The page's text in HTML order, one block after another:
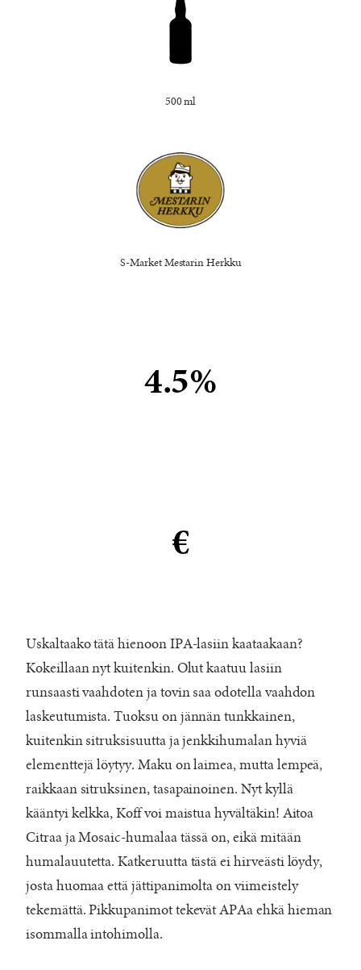
500 ml
S-Market Mestarin Herkku
4.5%
€
Uskaltaako tätä hienoon IPA-lasiin kaataakaan?
Kokeillaan nyt kuitenkin. Olut kaatuu lasiin
runsaasti vaahdoten ja tovin saa odotella vaahdon
laskeutumista. Tuoksu on jännän tunkkainen,
kuitenkin sitruksisuutta ja jenkkihumalan hyviä
elementtejä löytyy. Maku on laimea, mutta lempeä,
raikkaan sitruksinen, tasapainoinen. Nyt kyllä
kääntyi kelkka, Koff voi maistua hyvältäkin! Aitoa
Citraa ja Mosaic-humalaa tässä on, eikä mitään
humalauutetta. Katkeruutta tästä ei hirveästi löydy,
josta huomaa että jättipanimolta on viimeistely
tekemättä. Pikkupanimot tekevät APAa ehkä hieman
isommalla intohimolla.